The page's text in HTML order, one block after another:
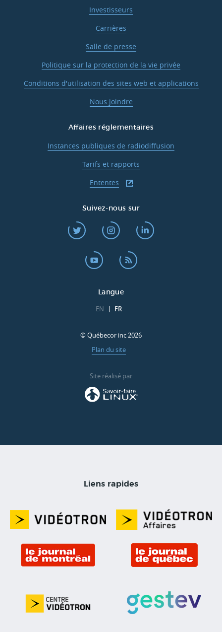
Investisseurs
Carrières
Salle de presse
Politique sur la protection de la vie privée
Conditions d'utilisation des sites web et applications
Nous joindre
Affaires réglementaires
Instances publiques de radiodiffusion
Tarifs et rapports
Ententes
Suivez-nous sur
Langue
EN FR
© Québecor inc 2026
Plan du site
Site réalisé par
Liens rapides